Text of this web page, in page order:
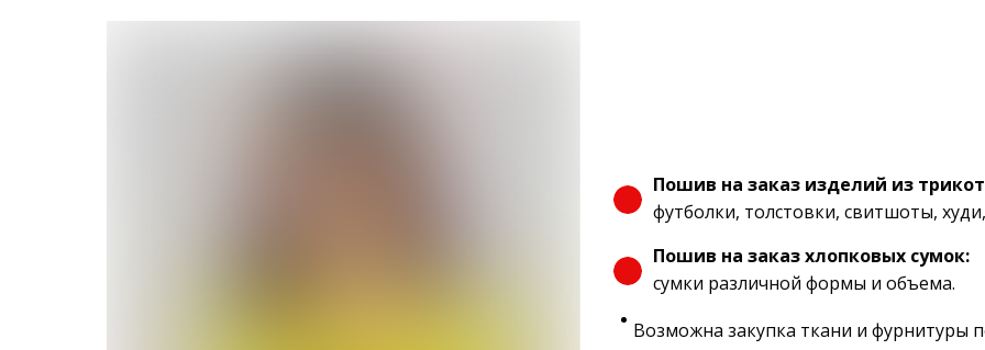
Пошив на заказ изделий из
футболки, толстовки, свитшоты,
Пошив на заказ хлопковых сумок:
сумки различной формы и объема.
Возможна закупка ткани и фурнитуры